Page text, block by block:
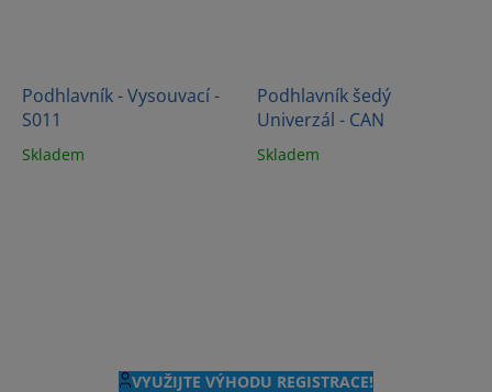
Podhlavník - Vysouvací -
S011
Skladem
Podhlavník šedý
Univerzál - CAN
Skladem
VYUŽIJTE VÝHODU REGISTRACE!